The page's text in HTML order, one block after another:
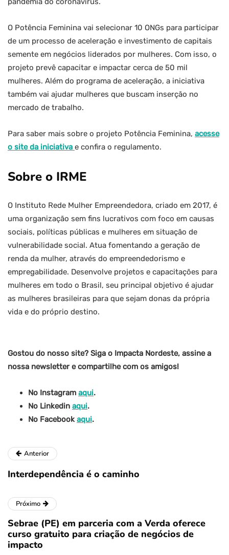
O Potência Feminina vai selecionar 10 ONGs para participar
de um processo de aceleração e investimento de capitais
semente em negócios liderados por mulheres. Com isso, o
projeto prevê capacitar e impactar cerca de 50 mil
mulheres. Além do programa de aceleração, a iniciativa
também vai ajudar mulheres que buscam inserção no
mercado de trabalho.
Para saber mais sobre o projeto Potência Feminina, acesse
o site da iniciativa e confira o regulamento.
Sobre o IRME
O Instituto Rede Mulher Empreendedora, criado em 2017, é
uma organização sem fins lucrativos com foco em causas
sociais, políticas públicas e mulheres em situação de
vulnerabilidade social. Atua fomentando a geração de
renda da mulher, através do empreendedorismo e
empregabilidade. Desenvolve projetos e capacitações para
mulheres em todo o Brasil, seu principal objetivo é ajudar
as mulheres brasileiras para que sejam donas da própria
vida e do próprio destino.
Gostou do nosso site? Siga o Impacta Nordeste, assine a
nossa newsletter e compartilhe com os amigos!
No Instagram aqui.
No Linkedin aqui.
No Facebook aqui.
Anterior
Interdependência é o caminho
Próximo
Sebrae (PE) em parceria com a Verda oferece
curso gratuito para criação de negócios de
impacto